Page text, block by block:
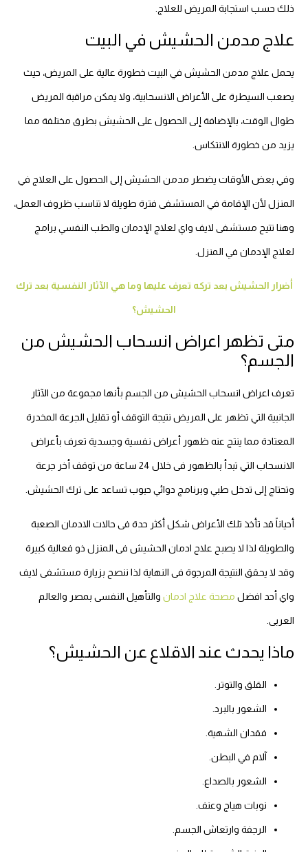
ذلك حسب استجابة المريض للعلاج.
علاج مدمن الحشيش في البيت
يحمل علاج مدمن الحشيش في البيت خطورة عالية على المريض، حيث
يصعب السيطرة على الأعراض الانسحابية، ولا يمكن مراقبة المريض
طوال الوقت، بالإضافة إلى الحصول على الحشيش بطرق مختلفة مما
يزيد من خطورة الانتكاس.
وفي بعض الأوقات يضطر مدمن الحشيش إلى الحصول على العلاج في
المنزل لأن الإقامة في المستشفى فترة طويلة لا تناسب ظروف العمل،
وهنا تتيح مستشفى لايف واي لعلاج الإدمان والطب النفسي برامج
لعلاج الإدمان في المنزل.
أضرار الحشيش بعد تركه تعرف عليها وما هي الآثار النفسية بعد ترك
الحشيش؟
متى تظهر اعراض انسحاب الحشيش من
الجسم؟
تعرف اعراض انسحاب الحشيش من الجسم بأنها مجموعة من الآثار
الجانبية التي تظهر على المريض نتيجة التوقف أو تقليل الجرعة المخدرة
المعتادة مما ينتج عنه ظهور أعراض نفسية وجسدية تعرف بأعراض
الانسحاب التي تبدأ بالظهور فى خلال 24 ساعة من توقف أخر جرعة
وتحتاج إلى تدخل طبي وبرنامج دوائي حبوب تساعد على ترك الحشيش.
أحياناً قد تأخذ تلك الأعراض شكل أكثر حدة فى حالات الادمان الصعبة
والطويلة لذا لا يصبح علاج ادمان الحشيش فى المنزل ذو فعالية كبيرة
وقد لا يحقق النتيجة المرجوة فى النهاية لذا ننصح بزيارة مستشفى لايف
واي أحد افضل مصحة علاج ادمان والتأهيل النفسى بمصر والعالم
العربى.
ماذا يحدث عند الاقلاع عن الحشيش؟
القلق والتوتر.
الشعور بالبرد.
فقدان الشهية.
آلام في البطن.
الشعور بالصداع.
نوبات هياج وعنف.
الرجفة وارتعاش الجسم.